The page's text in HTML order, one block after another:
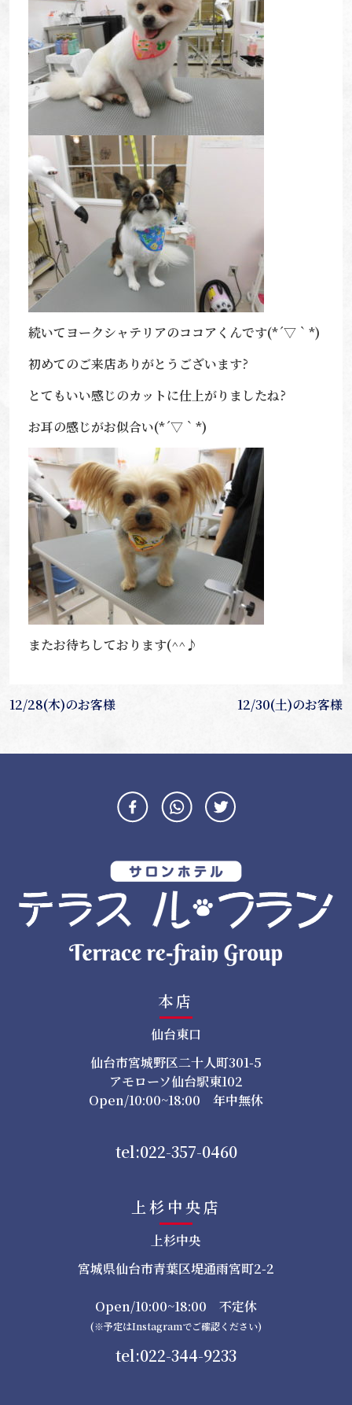
続いてヨークシャテリアのココアくんです(*´▽｀*)
初めてのご来店ありがとうございます?
とてもいい感じのカットに仕上がりましたね?
お耳の感じがお似合い(*´▽｀*)
またお待ちしております(^^♪
投
ビ
12/28(木)のお客様 12/30(土)のお客様
本店
仙台東口
仙台市宮城野区二十人町301-5
アモローソ仙台駅東102
Open/10:00~18:00 年中無休
tel:022-357-0460
上杉中央店
上杉中央
宮城県仙台市青葉区堤通雨宮町2-2
Open/10:00~18:00 不定休
(※予定はInstagramでご確認ください)
tel:022-344-9233